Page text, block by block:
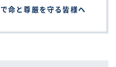
命と尊厳を守る皆様へ